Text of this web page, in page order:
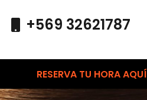
+569 32621787
RESERVA TU HORA AQUÍ